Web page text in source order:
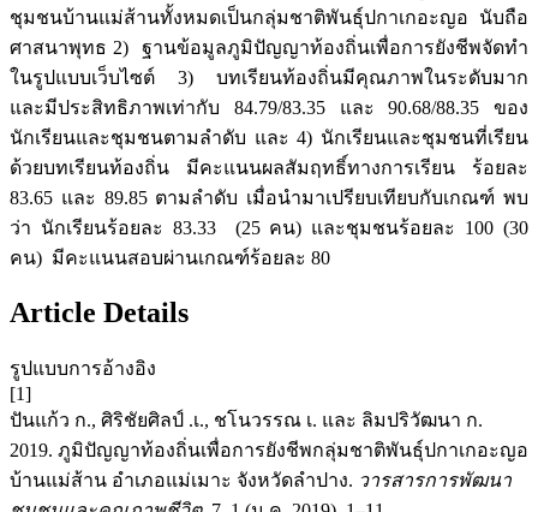
ชุมชนบ้านแม่ส้านทั้งหมดเป็นกลุ่มชาติพันธุ์ปกาเกอะญอ นับถือ
ศาสนาพุทธ 2) ฐานข้อมูลภูมิปัญญาท้องถิ่นเพื่อการยังชีพจัดทำ
ในรูปแบบเว็บไซต์ 3) บทเรียนท้องถิ่นมีคุณภาพในระดับมาก
และมีประสิทธิภาพเท่ากับ 84.79/83.35 และ 90.68/88.35 ของ
นักเรียนและชุมชนตามลำดับ และ 4) นักเรียนและชุมชนที่เรียน
ด้วยบทเรียนท้องถิ่น มีคะแนนผลสัมฤทธิ์ทางการเรียน ร้อยละ
83.65 และ 89.85 ตามลำดับ เมื่อนำมาเปรียบเทียบกับเกณฑ์ พบ
ว่า นักเรียนร้อยละ 83.33 (25 คน) และชุมชนร้อยละ 100 (30
คน) มีคะแนนสอบผ่านเกณฑ์ร้อยละ 80
Article Details
รูปแบบการอ้างอิง
[1]
ปันแก้ว ก., ศิริชัยศิลป์ .เ., ชโนวรรณ เ. และ ลิมปริวัฒนา ก.
2019. ภูมิปัญญาท้องถิ่นเพื่อการยังชีพกลุ่มชาติพันธุ์ปกาเกอะญอ
บ้านแม่ส้าน อำเภอแม่เมาะ จังหวัดลำปาง. วารสารการพัฒนา